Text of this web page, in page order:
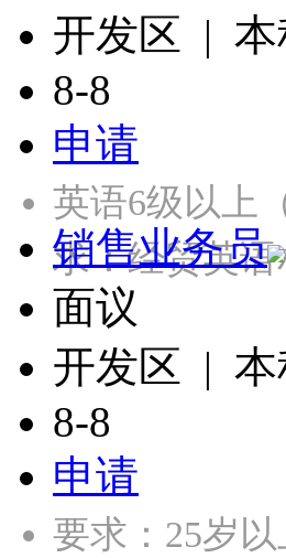
开发区 |
8-8
申请
英语6级以上
求：经贸英
销售业务员
面议
开发区 |
8-8
申请
要求：25岁